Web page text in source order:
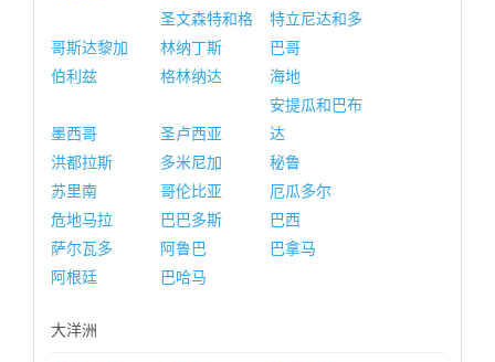
哥斯达黎加
圣文森特和格
林纳丁斯
特立尼达和多
巴哥
伯利兹
格林纳达 海地
墨西哥 圣卢西亚
安提瓜和巴布
达
洪都拉斯
多米尼加
秘鲁
苏里南
哥伦比亚
厄瓜多尔
危地马拉
巴巴多斯
巴西
萨尔瓦多
阿鲁巴
巴拿马
阿根廷
巴哈马
大洋洲